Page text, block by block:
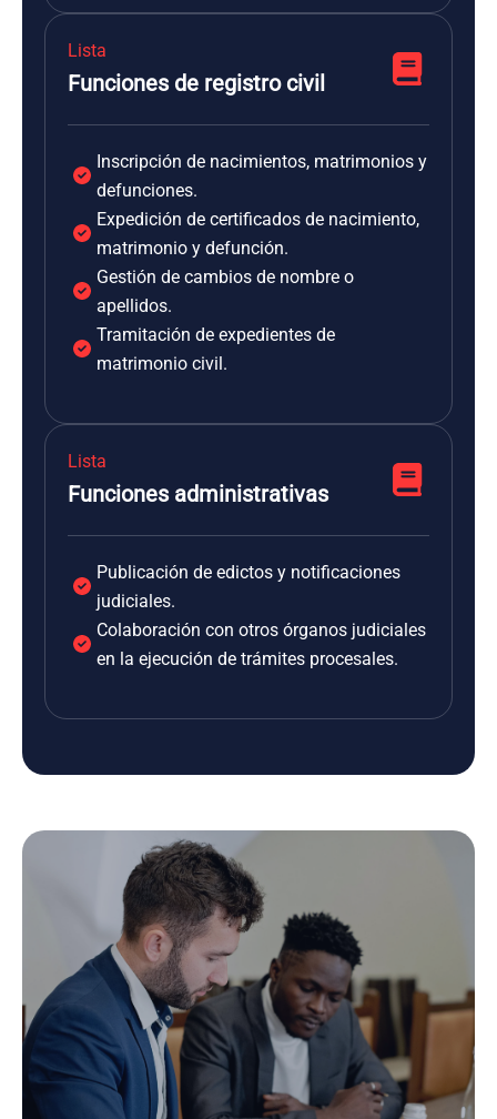
Lista
Funciones de registro civil
Inscripción de nacimientos, matrimonios y
defunciones.
Expedición de certificados de nacimiento,
matrimonio y defunción.
Gestión de cambios de nombre o
apellidos.
Tramitación de expedientes de
matrimonio civil.
Lista
Funciones administrativas
Publicación de edictos y notificaciones
judiciales.
Colaboración con otros órganos judiciales
en la ejecución de trámites procesales.